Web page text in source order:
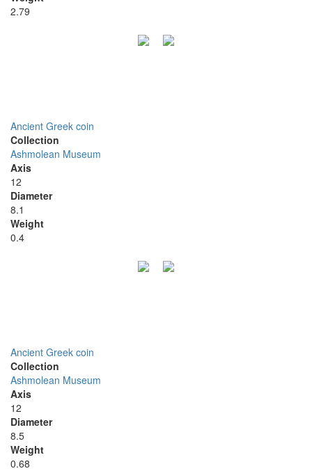
2.79
Ancient Greek coin
Collection
Ashmolean Museum
Axis
12
Diameter
8.1
Weight
0.4
Ancient Greek coin
Collection
Ashmolean Museum
Axis
12
Diameter
8.5
Weight
0.68